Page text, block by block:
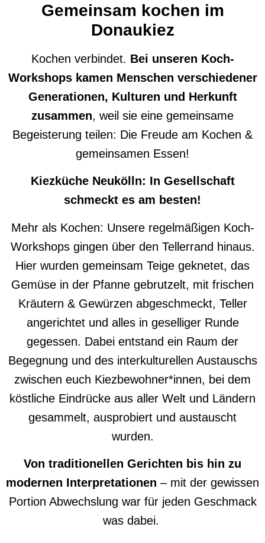
Gemeinsam kochen im
Donaukiez
Kochen verbindet. Bei unseren Koch-
Workshops kamen Menschen verschiedener
Generationen, Kulturen und Herkunft
zusammen, weil sie eine gemeinsame
Begeisterung teilen: Die Freude am Kochen &
gemeinsamen Essen!
Kiezküche Neukölln: In Gesellschaft
schmeckt es am besten!
Mehr als Kochen: Unsere regelmäßigen Koch-
Workshops gingen über den Tellerrand hinaus.
Hier wurden gemeinsam Teige geknetet, das
Gemüse in der Pfanne gebrutzelt, mit frischen
Kräutern & Gewürzen abgeschmeckt, Teller
angerichtet und alles in geselliger Runde
gegessen. Dabei entstand ein Raum der
Begegnung und des interkulturellen Austauschs
zwischen euch Kiezbewohner*innen, bei dem
köstliche Eindrücke aus aller Welt und Ländern
gesammelt, ausprobiert und austauscht
wurden.
Von traditionellen Gerichten bis hin zu
modernen Interpretationen – mit der gewissen
Portion Abwechslung war für jeden Geschmack
was dabei.